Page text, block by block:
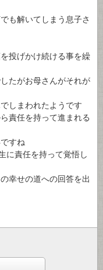
も解いてしまう息子さ
投げかけ続ける事を繰
たがお母さんがそれが
しまわれたようです
責任を持って進まれる
すね
に責任を持って覚悟し
幸せの道への回答を出